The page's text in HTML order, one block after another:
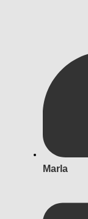
Marla